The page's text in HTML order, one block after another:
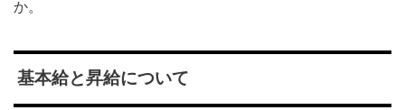
か。
基本給と昇給について